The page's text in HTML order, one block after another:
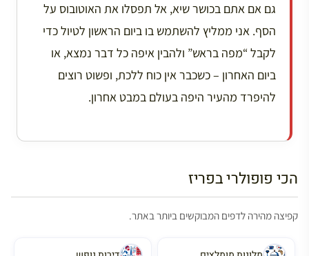
גם אם אתם בכושר שיא, אל תפסלו את האוטובוס על
הסף. אני ממליץ להשתמש בו ביום הראשון לטיול כדי
לקבל “מפה בראש” ולהבין איפה כל דבר נמצא, או
ביום האחרון – כשכבר אין כוח ללכת, ופשוט רוצים
להיפרד מהעיר היפה בעולם במבט אחרון.
הכי פופולרי בפריז
קפיצה מהירה לדפים המבוקשים ביותר באתר.